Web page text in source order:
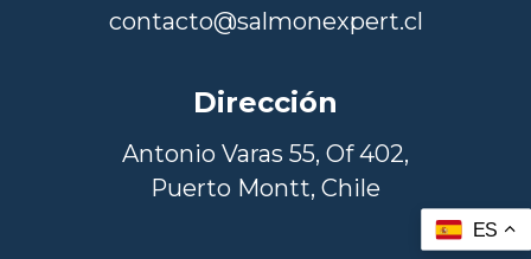
contacto@salmonexpert.cl
Dirección
Antonio Varas 55, Of 402,
Puerto Montt, Chile
ES